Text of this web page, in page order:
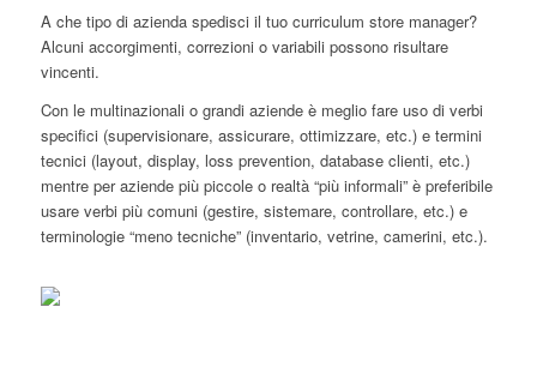
A che tipo di azienda spedisci il tuo curriculum store manager?
Alcuni accorgimenti, correzioni o variabili possono risultare
vincenti.
Con le multinazionali o grandi aziende è meglio fare uso di verbi
specifici (supervisionare, assicurare, ottimizzare, etc.) e termini
tecnici (layout, display, loss prevention, database clienti, etc.)
mentre per aziende più piccole o realtà “più informali” è preferibile
usare verbi più comuni (gestire, sistemare, controllare, etc.) e
terminologie “meno tecniche” (inventario, vetrine, camerini, etc.).